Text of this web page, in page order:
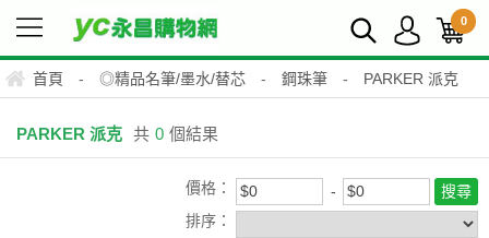
0
首頁 - ◎精品名筆/墨水/替芯 - 鋼珠筆 - PARKER 派克
PARKER 派克 共 0 個結果
價格：
排序：